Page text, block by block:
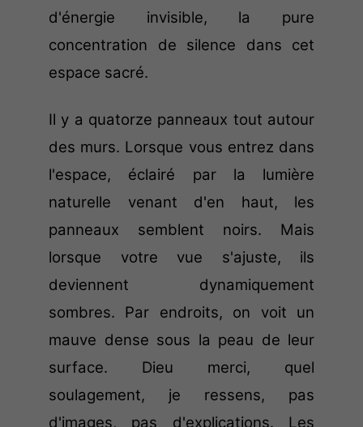
d'énergie invisible, la pure
concentration de silence dans cet
espace sacré.
Il y a quatorze panneaux tout autour
des murs. Lorsque vous entrez dans
l'espace, éclairé par la lumière
naturelle venant d'en haut, les
panneaux semblent noirs. Mais
lorsque votre vue s'ajuste, ils
deviennent dynamiquement
sombres. Par endroits, on voit un
mauve dense sous la peau de leur
surface. Dieu merci, quel
soulagement, je ressens, pas
d'images, pas d'explications. Les